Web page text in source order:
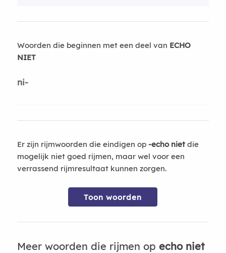
Woorden die beginnen met een deel van ECHO
NIET
ni-
Er zijn rijmwoorden die eindigen op -echo nietdie
mogelijk niet goed rijmen, maar wel voor een
verrassend rijmresultaat kunnen zorgen.
Toon woorden
Meer woorden die rijmen op echo niet